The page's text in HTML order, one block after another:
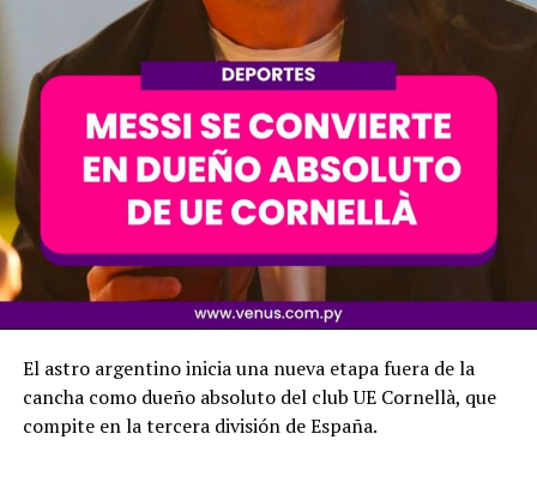
El astro argentino inicia una nueva etapa fuera de la
cancha como dueño absoluto del club UE Cornellà, que
compite en la tercera división de España.